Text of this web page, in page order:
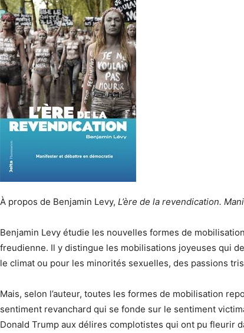
À propos de Benjamin Levy, L’ère de la revendication.
Benjamin Levy étudie les nouvelles formes de
freudienne. Il y distingue les mobilisations joyeuses qui
le climat ou pour les minorités sexuelles, des passions
Mais, selon l’auteur, toutes les formes de mobilisation
sentiment revanchard qui se fonde sur le sentiment
Donald Trump aux délires complotistes qui ont pu fleurir